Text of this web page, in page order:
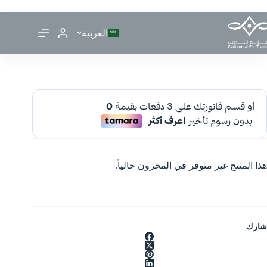
العربية
هذا المنتج غير متوفر في المخزون حالياً.
شارك